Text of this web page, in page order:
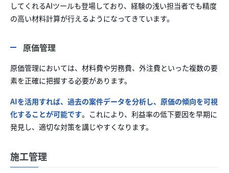
してくれるAIツールも登場しており、経験の浅い担当者でも精度
の高い材料計算が行えるようになってきています。
原価管理
原価管理においては、材料費や労務費、外注費といった複数の要
素を正確に把握する必要があります。
AIを活用すれば、過去の案件データを分析し、原価の傾向を可視
化することが可能です。これにより、利益率の低下要因を早期に
発見し、適切な対策を講じやすくなります。
施工管理